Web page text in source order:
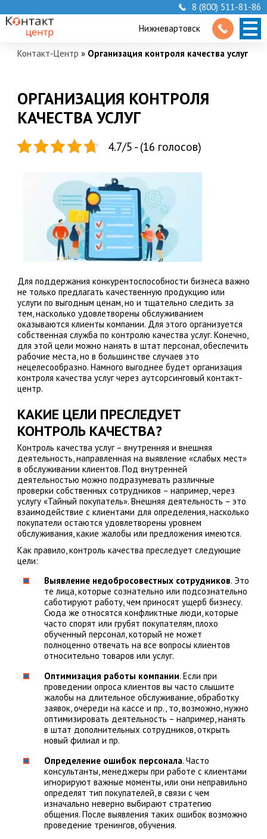
8 (800) 511-81-86
Нижневартовск
Контакт-Центр » Организация контроля качества услуг
ОРГАНИЗАЦИЯ КОНТРОЛЯ
КАЧЕСТВА УСЛУГ
4.7/5 - (16 голосов)
Для поддержания конкурентоспособности бизнеса важно
не только предлагать качественную продукцию или
услуги по выгодным ценам, но и тщательно следить за
тем, насколько удовлетворены обслуживанием
оказываются клиенты компании. Для этого организуется
собственная служба по контролю качества услуг. Конечно,
для этой цели можно нанять в штат персонал, обеспечить
рабочие места, но в большинстве случаев это
нецелесообразно. Намного выгоднее будет организация
контроля качества услуг через аутсорсинговый контакт-
центр.
КАКИЕ ЦЕЛИ ПРЕСЛЕДУЕТ
КОНТРОЛЬ КАЧЕСТВА?
Контроль качества услуг – внутренняя и внешняя
деятельность, направленная на выявление «слабых мест»
в обслуживании клиентов. Под внутренней
деятельностью можно подразумевать различные
проверки собственных сотрудников – например, через
услугу «Тайный покупатель». Внешняя деятельность – это
взаимодействие с клиентами для определения, насколько
покупатели остаются удовлетворены уровнем
обслуживания, какие жалобы или предложения имеются.
Как правило, контроль качества преследует следующие
цели:
Выявление недобросовестных сотрудников. Это
те лица, которые сознательно или подсознательно
саботируют работу, чем приносят ущерб бизнесу.
Сюда же относятся конфликтные люди, которые
часто спорят или грубят покупателям, плохо
обученный персонал, который не может
полноценно отвечать на все вопросы клиентов
относительно товаров или услуг.
Оптимизация работы компании. Если при
проведении опроса клиентов вы часто слышите
жалобы на длительное обслуживание, обработку
заявок, очереди на кассе и пр., то, возможно, нужно
оптимизировать деятельность – например, нанять
в штат дополнительных сотрудников, открыть
новый филиал и пр.
Определение ошибок персонала. Часто
консультанты, менеджеры при работе с клиентами
игнорируют важные моменты, или они неправильно
определят тип покупателей, в связи с чем
изначально неверно выбирают стратегию
общения. После выявления таких ошибок возможно
проведение тренингов, обучения.